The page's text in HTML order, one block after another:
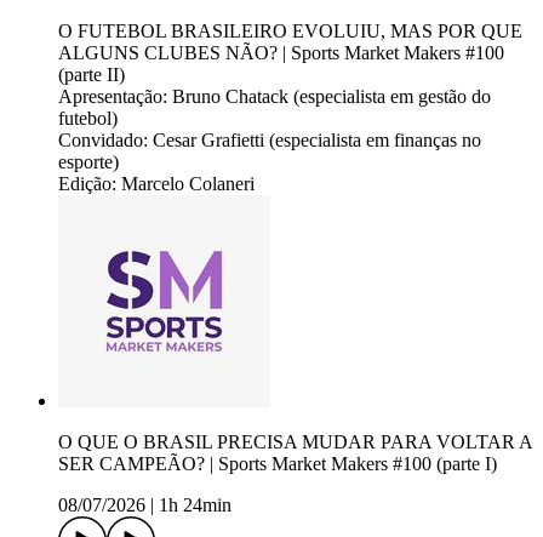
O FUTEBOL BRASILEIRO EVOLUIU, MAS POR QUE
ALGUNS CLUBES NÃO? | Sports Market Makers #100
(parte II)
Apresentação: Bruno Chatack (especialista em gestão do
futebol)
Convidado: Cesar Grafietti (especialista em finanças no
esporte)
Edição: Marcelo Colaneri
O QUE O BRASIL PRECISA MUDAR PARA VOLTAR A
SER CAMPEÃO? | Sports Market Makers #100 (parte I)
08/07/2026
1h 24min